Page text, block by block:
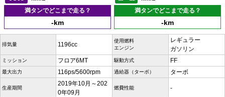
満タンでどこまで走る？
-km
満タンでどこまで走る？
-km
排気量 1196cc
使用燃料
エンジン
レギュラー
ガソリン
ミッション フロア6MT 駆動方式 FF
最大出力 116ps/5600rpm 過給器（ターボ） ターボ
生産期間
2019年10月～202
0年09月
燃費性能 -